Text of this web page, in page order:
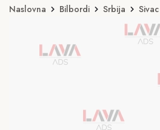
Naslovna Bilbordi Srbija Sivac